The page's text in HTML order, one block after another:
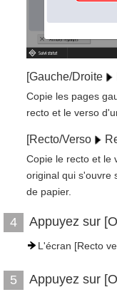
[Gauche/Droite
Copie les pages
recto et le verso
[Recto/Verso
Copie le recto et le
original qui s'ouvre
de papier.
4 Appuyez sur
L'écran [Recto
5 Appuyez sur